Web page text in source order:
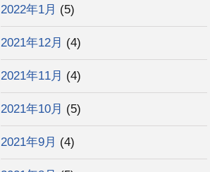
2022年1月 (5)
2021年12月 (4)
2021年11月 (4)
2021年10月 (5)
2021年9月 (4)